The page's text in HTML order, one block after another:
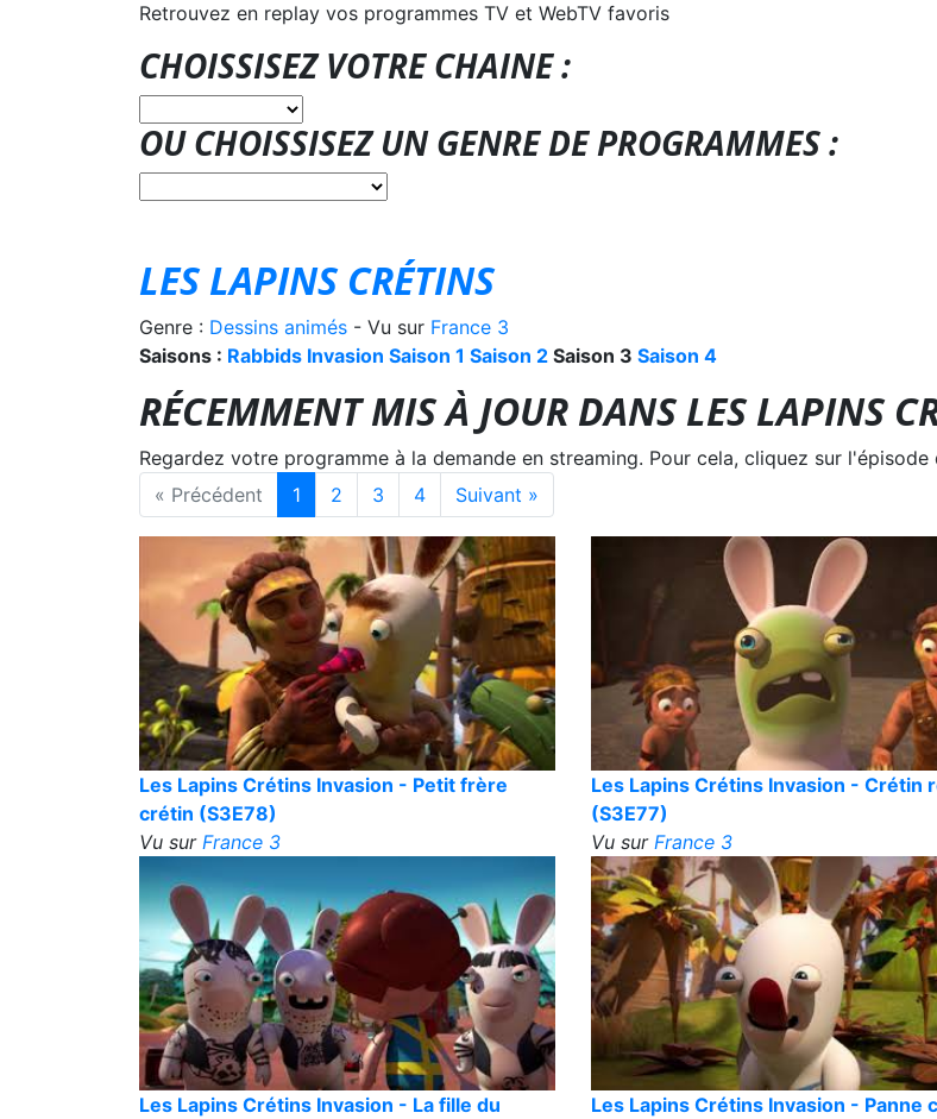
Retrouvez en replay vos programmes TV et WebTV favoris
CHOISSISEZ VOTRE CHAINE :
OU CHOISSISEZ UN GENRE DE PROGRAMMES :
LES LAPINS CRÉTINS
Genre : Dessins animés - Vu sur France 3
Saisons : Rabbids Invasion Saison 1 Saison 2 Saison 3 Saison 4
RÉCEMMENT MIS À JOUR DANS LES LAPINS
Regardez votre programme à la demande en streaming. Pour cela, cliquez sur
« Précédent
1 2 3 4 Suivant »
Les Lapins Crétins Invasion - Petit frère
crétin (S3E78)
Vu sur France 3
Les Lapins Crétins Invasion - Crétin
(S3E77)
Vu sur France 3
Les Lapins Crétins Invasion - La fille du
Les Lapins Crétins Invasion - Panne